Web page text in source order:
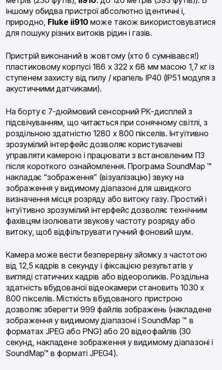
іншому обидва пристрої абсолютно ідентичні і,
природно, Fluke ii910 може також використовуватися
для пошуку різних витоків рідин і газів.
Пристрій виконаний в жовтому (хто б сумнівався!)
пластиковому корпусі 186 x 322 x 68 мм масою 1,7 кг із
ступенем захисту від пилу / крапель IP40 (IP51 модуля з
акустичними датчиками).
На борту є 7-дюймовий сенсорний РК-дисплей з
підсвічуванням, що читається при сонячному світлі, з
роздільною здатністю 1280 x 800 пікселів. Інтуїтивно
зрозумілий інтерфейс дозволяє користувачеві
управляти камерою і працювати з встановленим ПЗ
після короткого ознайомлення. Програма SoundMap ™
накладає “зображення” (візуалізацію) звуку на
зображення у видимому діапазоні для швидкого
визначення місця розряду або витоку газу. Простий і
інтуїтивно зрозумілий інтерфейс дозволяє технічним
фахівцям ізолювати звукову частоту розряду або
витоку, щоб відфільтрувати гучний фоновий шум.
Камера може вести безперервну зйомку з частотою
від 12,5 кадрів в секунду і фіксацією результатів у
вигляді статичних кадрів або відеороликів. Роздільна
здатність вбудованої відеокамери становить 1030 x
800 пікселів. Місткість вбудованого пристрою
дозволяє зберегти 999 файлів зображень (накладене
зображення у видимому діапазоні і SoundMap ™ в
форматах JPEG або PNG) або 20 відеофайлів (30
секунд, накладене зображення у видимому діапазоні і
SoundMap™ в форматі JPEG4).